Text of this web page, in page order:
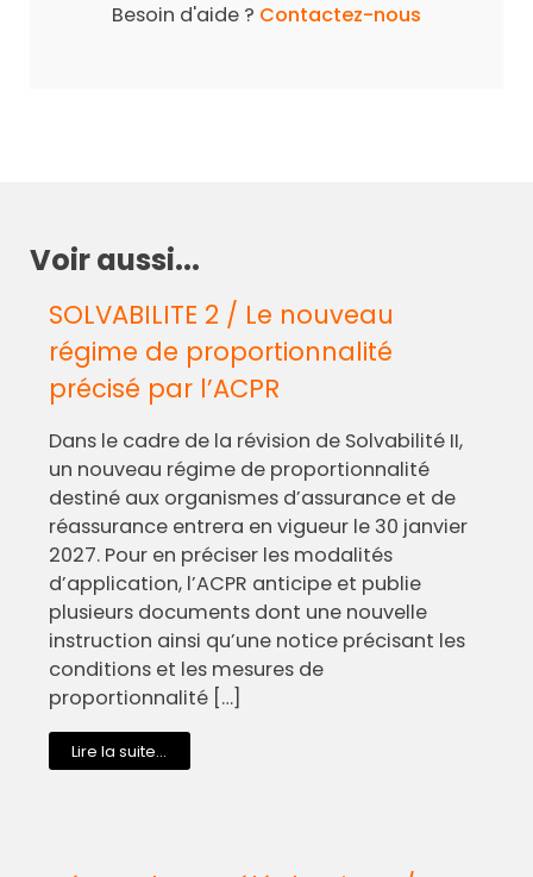
Besoin d'aide ? Contactez-nous
Voir aussi...
SOLVABILITE 2 / Le nouveau
régime de proportionnalité
précisé par l’ACPR
Dans le cadre de la révision de Solvabilité II,
un nouveau régime de proportionnalité
destiné aux organismes d’assurance et de
réassurance entrera en vigueur le 30 janvier
2027. Pour en préciser les modalités
d’application, l’ACPR anticipe et publie
plusieurs documents dont une nouvelle
instruction ainsi qu’une notice précisant les
conditions et les mesures de
proportionnalité […]
Lire la suite...